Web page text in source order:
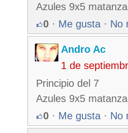
Azules 9x5
0 · Me gusta · No
Andro Ac
1 de
Principio del 7
Azules 9x5
0 · Me gusta · No